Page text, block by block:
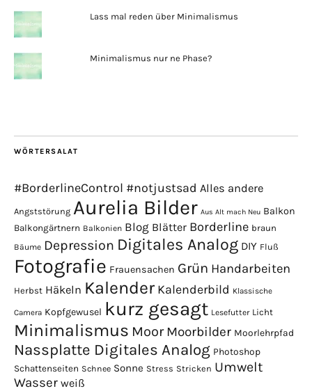
Lass mal reden über Minimalismus
Minimalismus nur ne Phase?
WÖRTERSALAT
#BorderlineControl #notjustsad Alles andere
Angststörung Aurelia Bilder Aus Alt mach Neu Balkon
Balkongärtnern Balkonien Blog Blätter Borderline braun
Bäume Depression Digitales Analog DIY Fluß
Fotografie Frauensachen Grün Handarbeiten
Herbst Häkeln Kalender Kalenderbild Klassische
Camera Kopfgewusel kurz gesagt Lesefutter Licht
Minimalismus Moor Moorbilder Moorlehrpfad
Nassplatte Digitales Analog Photoshop
Schattenseiten Schnee Sonne Stress Stricken Umwelt
Wasser weiß